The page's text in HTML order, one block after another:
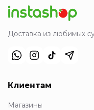
Доставка из любимых
Клиентам
Магазины